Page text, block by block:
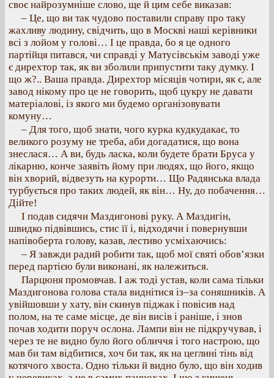
своє найрозумніше слово, ще й цим себе виказав:
– Це, що ви так чудово поставили справу про таку
жахливу людину, свідчить, що в Москві наші керівники
всі з лойом у голові… І це правда, бо я це одного
партійця питався, чи справді у Матусівськім заводі уже
є дирехтор так, як ви зболили припустити таку думку. І
що ж?.. Ваша правда. Дирехтор місяців чотири, як є, але
завод нікому про це не говорить, щоб цукру не давати
матеріалові, із якого ми будемо організовувати
комуну…
– Для того, щоб знати, чого курка кудкудакає, то
великого розуму не треба, аби догадатися, що вона
знеслася… А ви, будь ласка, коли будете брати Бруса у
лікарню, конче заявіть йому при людях, що його, якщо
він хворий, відвезуть на курорти… Що Радянська влада
турбується про таких людей, як він… Ну, до побачення…
Дійте!
І подав сидячи Маздигонові руку. А Маздигін,
швидко підвівшись, стис її і, відходячи і повернувши
напівоберта голову, казав, лестиво усміхаючись:
– Я завжди радий робити так, щоб мої святі обов’язки
перед партією були виконані, як належиться.
Парцюня промовчав. І аж тоді устав, коли сама тільки
Маздигонова голова стала виднітися із–за соняшників. А
увійшовши у хату, він скинув піджак і повісив над
полом, на те саме місце, де він висів і раніше, і знов
почав ходити поруч ослона. Лампи він не підкручував, і
через те не видно було його обличчя і того настрою, що
мав би там відбитися, хоч би так, як на цеглині тінь від
котячого хвоста. Одно тільки й видно було, що він ходив